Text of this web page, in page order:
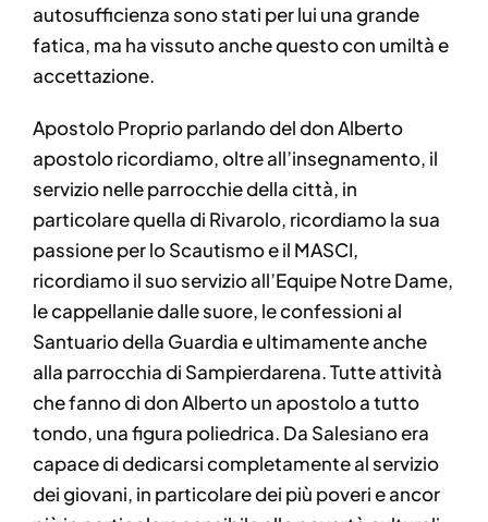
autosufficienza sono stati per lui una grande
fatica, ma ha vissuto anche questo con umiltà e
accettazione.
Apostolo Proprio parlando del don Alberto
apostolo ricordiamo, oltre all’insegnamento, il
servizio nelle parrocchie della città, in
particolare quella di Rivarolo, ricordiamo la sua
passione per lo Scautismo e il MASCI,
ricordiamo il suo servizio all’Equipe Notre Dame,
le cappellanie dalle suore, le confessioni al
Santuario della Guardia e ultimamente anche
alla parrocchia di Sampierdarena. Tutte attività
che fanno di don Alberto un apostolo a tutto
tondo, una figura poliedrica. Da Salesiano era
capace di dedicarsi completamente al servizio
dei giovani, in particolare dei più poveri e ancor